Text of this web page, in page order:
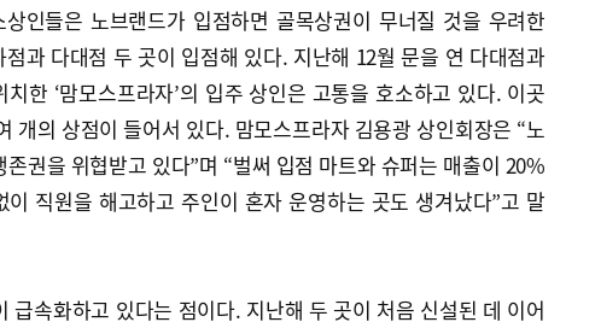
인들은 노브랜드가 입점하면 골목상권이 무너질 것을 우려한
과 다대점 두 곳이 입점해 있다. 지난해 12월 문을 연 다대점과
한 ‘맘모스프라자’의 입주 상인은 고통을 호소하고 있다. 이곳
개의 상점이 들어서 있다. 맘모스프라자 김용광 상인회장은 “노
권을 위협받고 있다”며 “벌써 입점 마트와 슈퍼는 매출이 20%
직원을 해고하고 주인이 혼자 운영하는 곳도 생겨났다”고 말
급속화하고 있다는 점이다. 지난해 두 곳이 처음 신설된 데 이어